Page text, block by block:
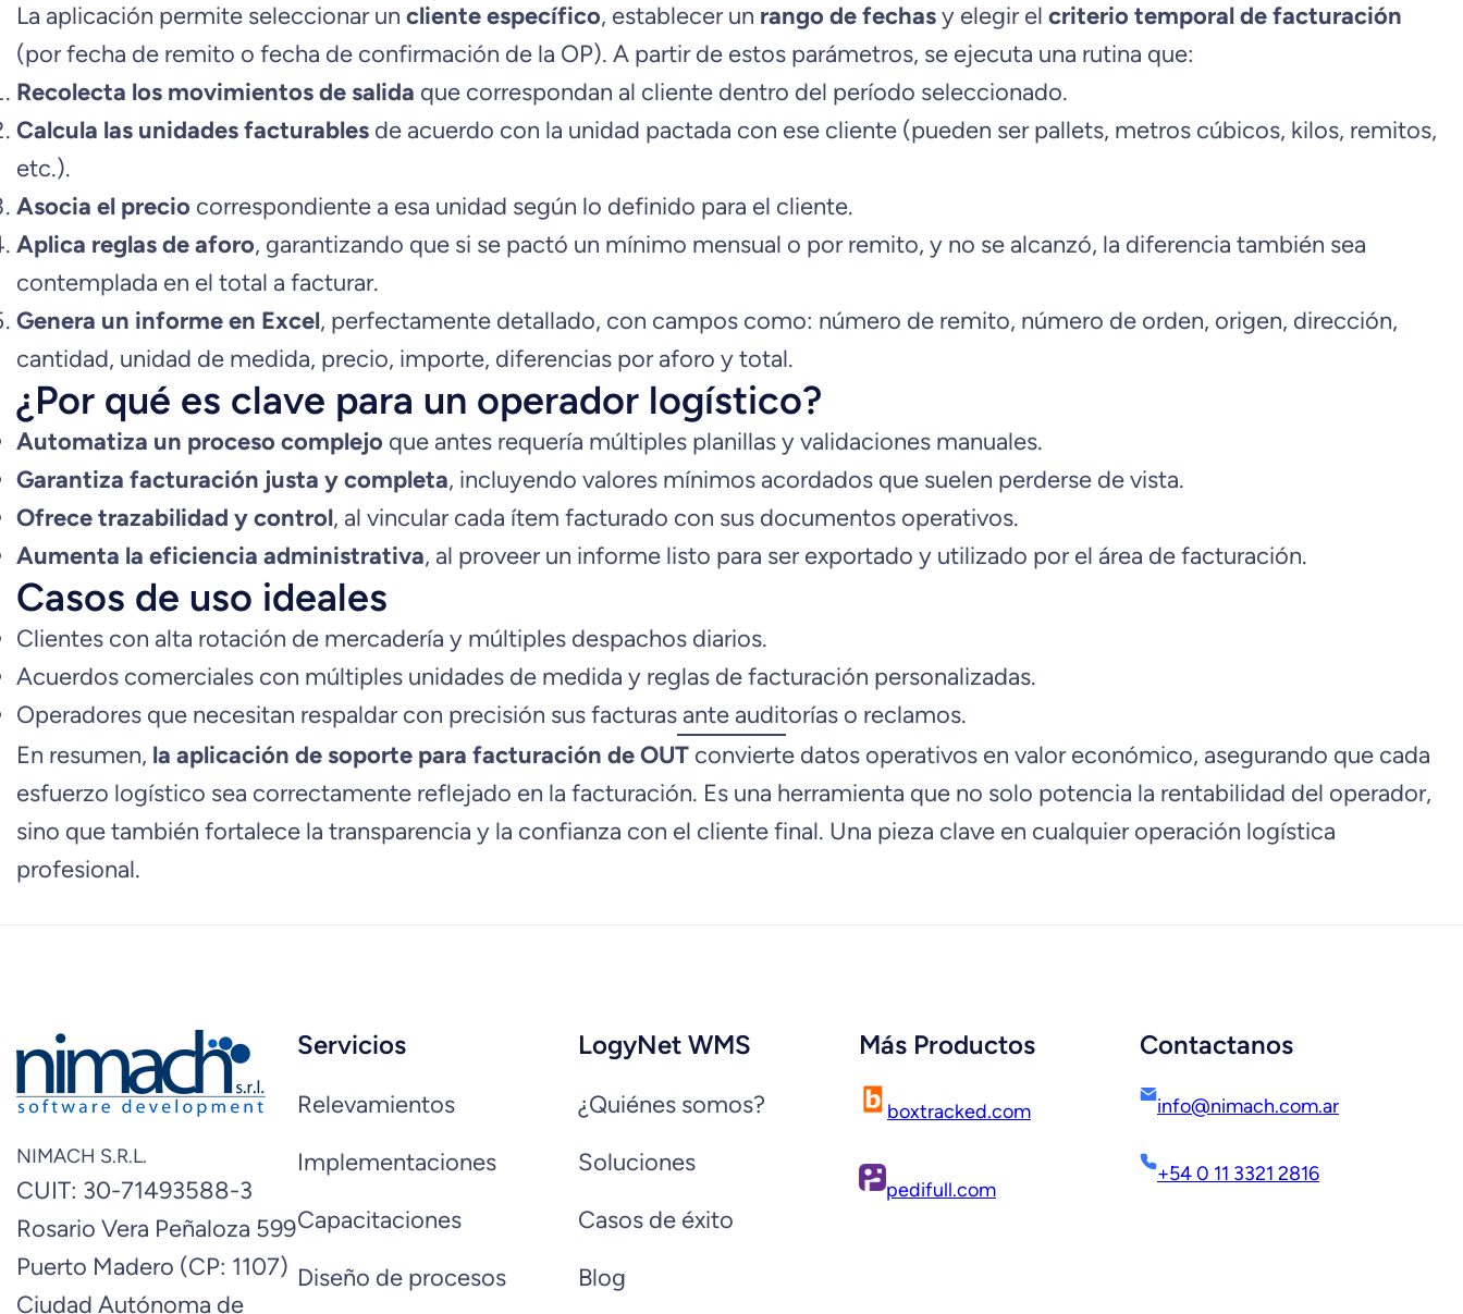
La aplicación permite seleccionar un cliente específico, establecer un rango de fechasy elegir el criterio temporal de facturación
(por fecha de remito o fecha de confirmación de la OP). A partir de estos parámetros, se ejecuta una rutina que:
Recolecta los movimientos de salida que correspondan al cliente dentro del período seleccionado.
Calcula las unidades facturables de acuerdo con la unidad pactada con ese cliente (pueden ser pallets, metros cúbicos, kilos, remitos,
etc.).
Asocia el precio correspondiente a esa unidad según lo definido para el cliente.
Aplica reglas de aforo, garantizando que si se pactó un mínimo mensual o por remito, y no se alcanzó, la diferencia también sea
contemplada en el total a facturar.
Genera un informe en Excel, perfectamente detallado, con campos como: número de remito, número de orden, origen, dirección,
cantidad, unidad de medida, precio, importe, diferencias por aforo y total.
¿Por qué es clave para un operador logístico?
Automatiza un proceso complejo que antes requería múltiples planillas y validaciones manuales.
Garantiza facturación justa y completa, incluyendo valores mínimos acordados que suelen perderse de vista.
Ofrece trazabilidad y control, al vincular cada ítem facturado con sus documentos operativos.
Aumenta la eficiencia administrativa, al proveer un informe listo para ser exportado y utilizado por el área de facturación.
Casos de uso ideales
Clientes con alta rotación de mercadería y múltiples despachos diarios.
Acuerdos comerciales con múltiples unidades de medida y reglas de facturación personalizadas.
Operadores que necesitan respaldar con precisión sus facturas ante auditorías o reclamos.
En resumen, la aplicación de soporte para facturación de OUT convierte datos operativos en valor económico, asegurando que cada
esfuerzo logístico sea correctamente reflejado en la facturación. Es una herramienta que no solo potencia la rentabilidad del operador,
sino que también fortalece la transparencia y la confianza con el cliente final. Una pieza clave en cualquier operación logística
profesional.
NIMACH S.R.L.
CUIT: 30-71493588-3
Rosario Vera Peñaloza 599
Puerto Madero (CP: 1107)
Ciudad Autónoma de
Servicios
Relevamientos
Implementaciones
Capacitaciones
Diseño de procesos
LogyNet WMS
¿Quiénes somos?
Soluciones
Casos de éxito
Blog
Más Productos
boxtracked.com
pedifull.com
Contactanos
info@nimach.com.ar
+54 0 11 3321 2816